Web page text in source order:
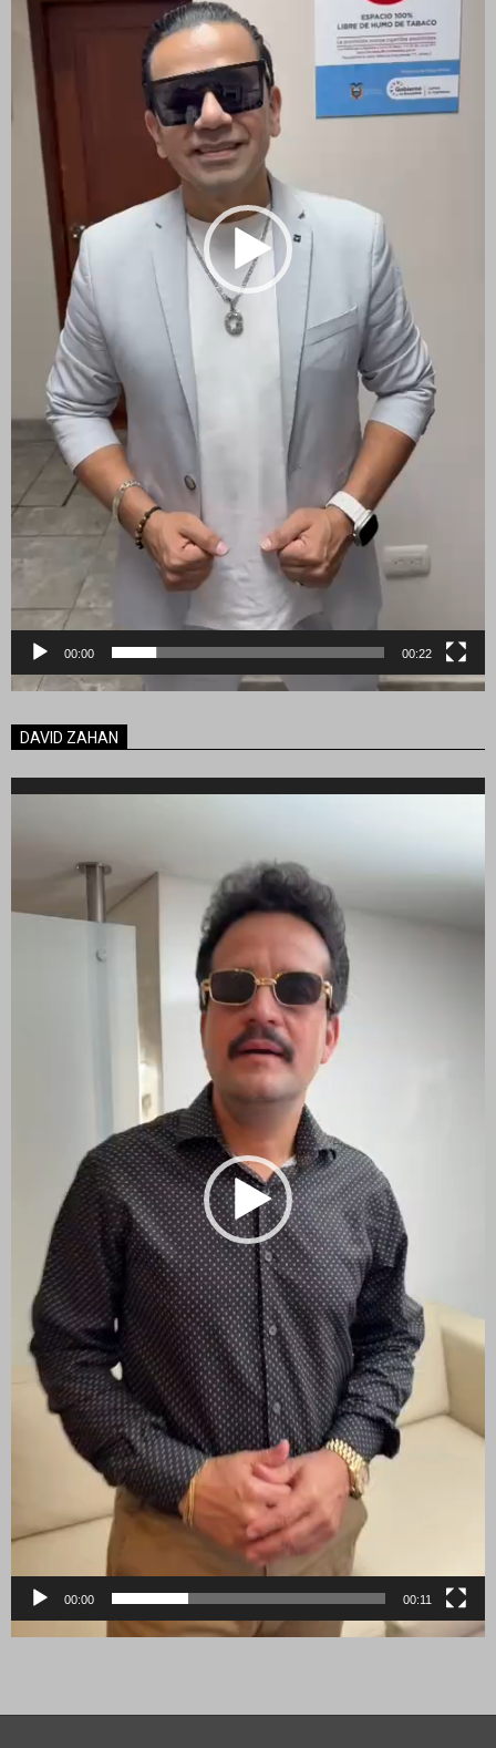
00:00 00:22
DAVID ZAHAN
Reproductor
00:00 00:11